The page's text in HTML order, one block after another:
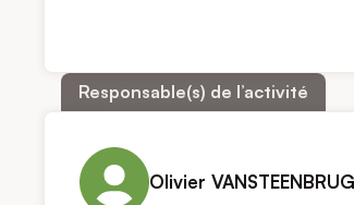
Responsable(s) de l’activité
Olivier